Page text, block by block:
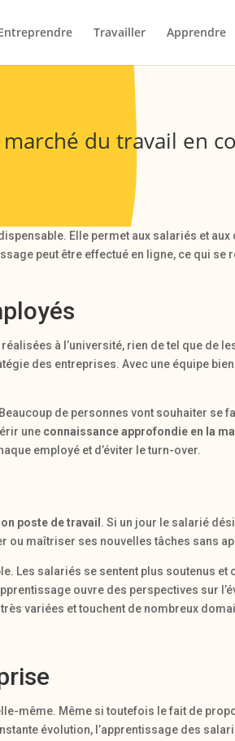
Travailler Apprendre
du travail en
Elle permet aux salariés et aux
peut être effectué en ligne, ce qui se
à l’université, rien de tel que de
des entreprises. Avec une équipe
de personnes vont souhaiter se
une connaissance approfondie en la
employé et d’éviter le turn-over.
poste de travail . Si un jour le salarié
ou maîtriser ses nouvelles tâches sans
Les salariés se sentent plus soutenus
ouvre des perspectives sur
variées et touchent de nombreux
même. Même si toutefois le fait de
évolution, l’apprentissage des